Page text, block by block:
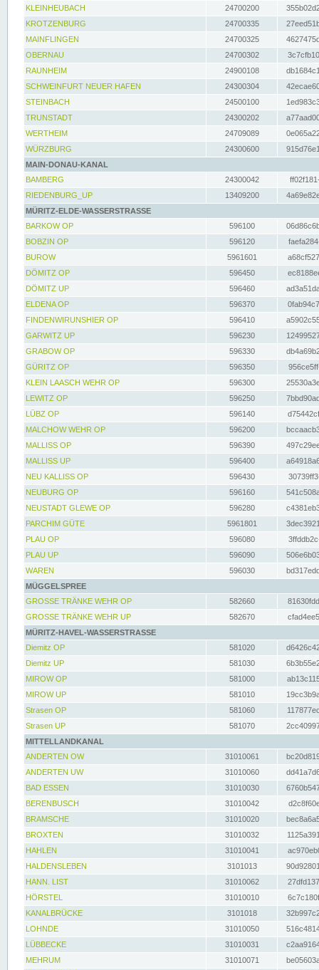
KLEINHEUBACH 24700200
KROTZENBURG
24700335
MAINFLINGEN
24700325
OBERNAU
24700302
RAUNHEIM
24900108
SCHWEINFURT NEUER HAFEN
24300304
STEINBACH
24500100
TRUNSTADT
24300202
WERTHEIM
24709089
WÜRZBURG
24300600
MAIN-DONAU-KANAL
BAMBERG
24300042
RIEDENBURG_UP
13409200
MÜRITZ-ELDE-WASSERSTRASSE
BARKOW OP
596100
BOBZIN OP
596120
BUROW
5961601
DÖMITZ OP
596450
DÖMITZ UP
596460
ELDENA OP
596370
FINDENWIRUNSHIER OP
596410
GARWITZ UP
596230
GRABOW OP
596330
GÜRITZ OP
596350
KLEIN LAASCH WEHR OP
596300
LEWITZ OP
596250
LÜBZ OP
596140
MALCHOW WEHR OP
596200
MALLISS OP
596390
MALLISS UP
596400
NEU KALLISS OP
596430
NEUBURG OP
596160
NEUSTADT GLEWE OP
596280
PARCHIM GÜTE
5961801
PLAU OP
596080
PLAU UP
596090
WAREN
596030
MÜGGELSPREE
GROSSE TRÄNKE WEHR OP
582660
GROSSE TRÄNKE WEHR UP
582670
MÜRITZ-HAVEL-WASSERSTRASSE
Diemitz OP
581020
Diemitz UP
581030
MIROW OP
581000
MIROW UP
581010
Strasen OP
581060
Strasen UP
581070
MITTELLANDKANAL
ANDERTEN OW
31010061
ANDERTEN UW
31010060
BAD ESSEN
31010030
BERENBUSCH
31010042
BRAMSCHE
31010020
BROXTEN
31010032
HAHLEN
31010041
HALDENSLEBEN
3101013
HANN. LIST
31010062
HÖRSTEL
31010010
KANALBRÜCKE
3101018
LOHNDE
31010050
LÜBBECKE
31010031
MEHRUM
31010071